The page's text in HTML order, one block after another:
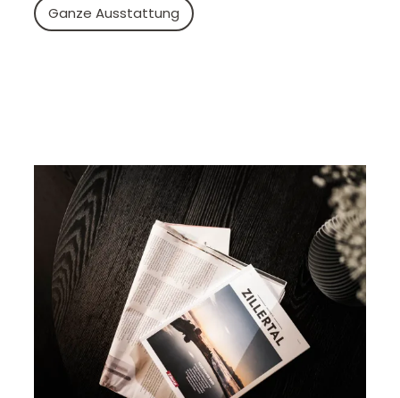
Ganze Ausstattung